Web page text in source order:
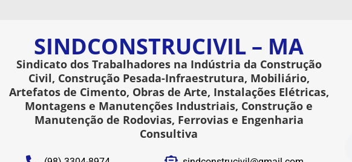
SINDCONSTRUCIVIL – MA
Sindicato dos Trabalhadores na Indústria da Construção
Civil, Construção Pesada-Infraestrutura, Mobiliário,
Artefatos de Cimento, Obras de Arte, Instalações Elétricas,
Montagens e Manutenções Industriais, Construção e
Manutenção de Rodovias, Ferrovias e Engenharia
Consultiva